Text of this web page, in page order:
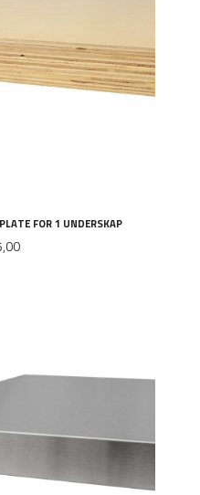
FOR 1 UNDERSKAP